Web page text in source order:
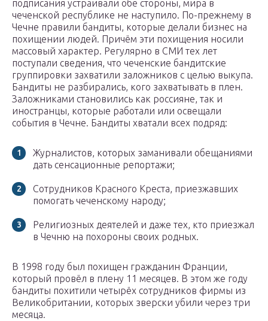
подписания устраивали обе стороны, мира в
чеченской республике не наступило. По-прежнему в
Чечне правили бандиты, которые делали бизнес на
похищении людей. Причём эти похищения носили
массовый характер. Регулярно в СМИ тех лет
поступали сведения, что чеченские бандитские
группировки захватили заложников с целью выкупа.
Бандиты не разбирались, кого захватывать в плен.
Заложниками становились как россияне, так и
иностранцы, которые работали или освещали
события в Чечне. Бандиты хватали всех подряд:
Журналистов, которых заманивали обещаниями
дать сенсационные репортажи;
Сотрудников Красного Креста, приезжавших
помогать чеченскому народу;
Религиозных деятелей и даже тех, кто приезжал
в Чечню на похороны своих родных.
В 1998 году был похищен гражданин Франции,
который провёл в плену 11 месяцев. В этом же году
бандиты похитили четырёх сотрудников фирмы из
Великобритании, которых зверски убили через три
месяца.